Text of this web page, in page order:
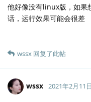
他好像没有linux版，如果
话，运行效果可能会很差
wssx 回复了此帖
wssx 2021年2月11日